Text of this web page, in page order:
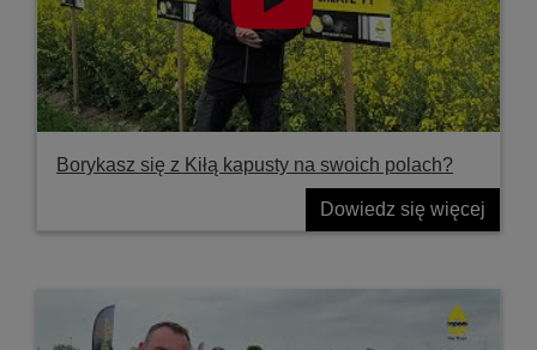
Borykasz się z Kiłą kapusty na swoich polach?
Dowiedz się więcej